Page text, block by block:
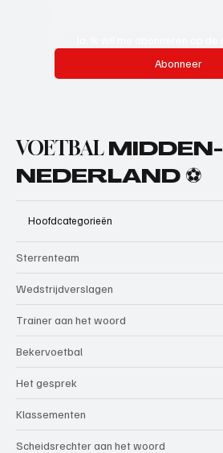
Abonneer
VOETBAL MIDDEN-
NEDERLAND ⚽
Hoofdcategorieën
Sterrenteam
Wedstrijdverslagen
Trainer aan het woord
Bekervoetbal
Het gesprek
Klassementen
Scheidsrechter aan het woord